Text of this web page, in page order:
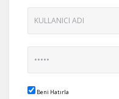
Beni Hatırla